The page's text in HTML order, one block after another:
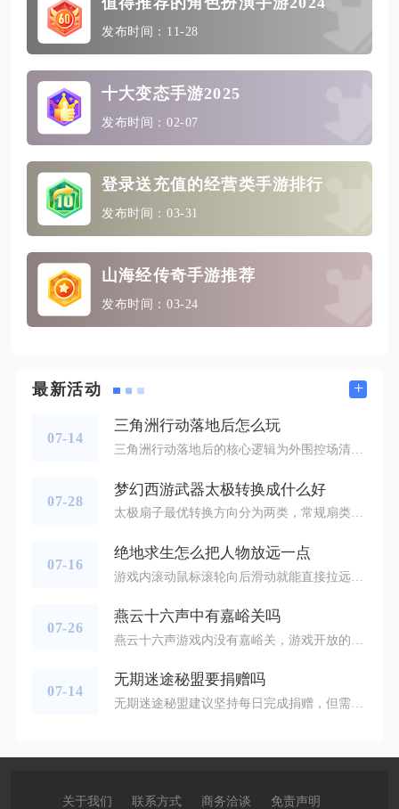
发布时间：11-28
十大变态手游2025
发布时间：02-07
登录送充值的经营类手游排行
发布时间：03-31
山海经传奇手游推荐
发布时间：03-24
最新活动 +
07-14
三角洲行动落地后怎么玩
三角洲行动落地后的核心逻辑为外围控场清AI、分层高效搜集物资、灵活处理遭遇战、规划路线完成任务并提前撤离，整套流程遵循搜打撤闭环就能大幅提升单局存活率与物资收益，落地后第一步不能直接冲向地图中心高价值点位，优先锁定地图边缘单层小屋、郊外仓库这类人流稀少的区域，落地落地瞬间立刻静步听声辨位，捕捉周边开门、奔跑、枪械换弹音效，同步清理附近巡逻AI消除潜在预警噪音，避免AI枪声吸引远处其他小队注意，清理AI时只拾取基础主武器、两盒适配子弹与基础止血道具，无护甲前提下绝不主动深入多层
07-28
梦幻西游武器太极转换成什么好
太极扇子最优转换方向分为两类，常规扇类拓印首选逍遥江湖，跨种族角色转换优先太极流光弓造型，九黎城双斧体系则可以转向沧海斧，三种路径分别适配日常颜值穿搭、角色转职复用、双武器门派实战需求，也是当前三界玩家经过大量拓印与角色转换验证后认可度最高的选择，兼顾外观质感、门派适配度与装备保值属性，不会因为造型转换浪费原有武器的高属性与稀有特技。太极作为90至150级经典扇类光武，本体带有阴阳八卦纹路与淡紫色流动光效，本身适配逍遥生方寸山、化生寺等封系与辅助门派，选择同类型光武拓印转为逍
07-16
绝地求生怎么把人物放远一点
07-26
燕云十六声中有嘉峪关吗
07-14
无期迷途秘盟要捐赠吗
关于我们 联系方式 商务洽谈 免责声明